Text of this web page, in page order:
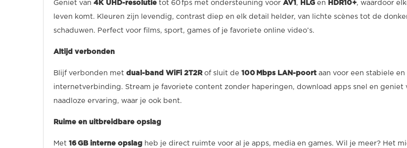
Geniet van 4K UHD-resolutie tot 60 fps met ondersteuning voor AV1 , HLG en HDR10+, waardoor
leven komt. Kleuren zijn levendig, contrast diep en elk detail helder, van lichte scènes tot de
schaduwen. Perfect voor films, sport, games of je favoriete online video’s.
Altijd verbonden
Blijf verbonden met dual-band WiFi 2T2R of sluit de 100 Mbps LAN-poort aan voor een stabiele en
internetverbinding. Stream je favoriete content zonder haperingen, download apps snel en geniet
naadloze ervaring, waar je ook bent.
Ruime en uitbreidbare opslag
Met 16 GB interne opslag heb je direct ruimte voor al je apps, media en games. Wil je meer? Het